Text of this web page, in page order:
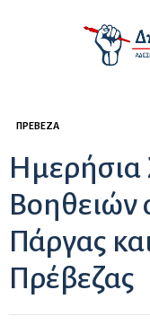
ΠΡΈΒΕΖΑ
Ημερήσια
Βοηθειών
Πάργας
Πρέβεζας